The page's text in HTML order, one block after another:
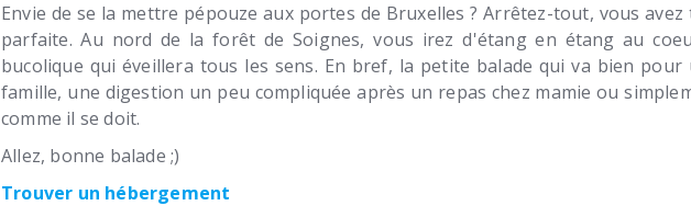
Envie de se la mettre pépouze aux portes de Bruxelles ? Arrêtez-tout, vous
parfaite. Au nord de la forêt de Soignes, vous irez d'étang en étang au
bucolique qui éveillera tous les sens. En bref, la petite balade qui va bien pour
famille, une digestion un peu compliquée après un repas chez mamie ou
comme il se doit.
Allez, bonne balade ;)
Trouver un hébergement